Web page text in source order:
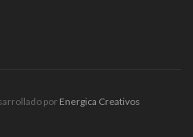
porEnergica Creativos